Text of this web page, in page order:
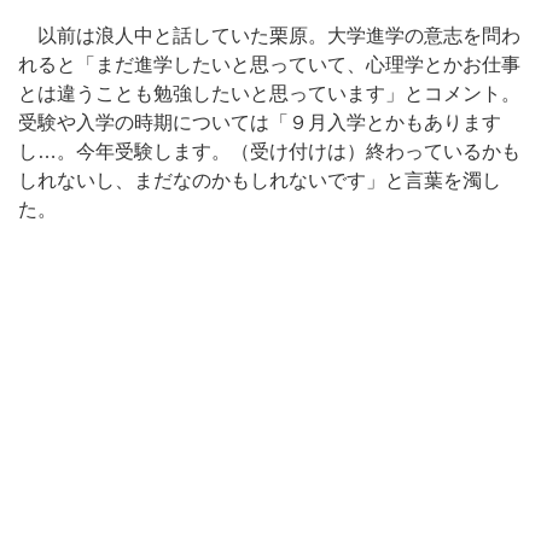
以前は浪人中と話していた栗原。大学進学の意志を問わ
れると「まだ進学したいと思っていて、心理学とかお仕事
とは違うことも勉強したいと思っています」とコメント。
受験や入学の時期については「９月入学とかもあります
し…。今年受験します。（受け付けは）終わっているかも
しれないし、まだなのかもしれないです」と言葉を濁し
た。